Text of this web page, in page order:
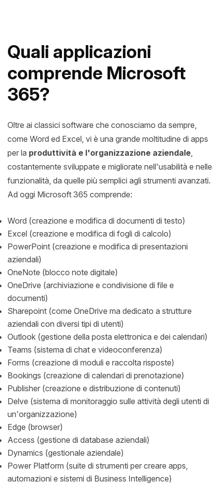
Quali applicazioni
comprende Microsoft
365?
Oltre ai classici software che conosciamo da sempre,
come Word ed Excel, vi è una grande moltitudine di apps
per la produttività e l'organizzazione aziendale,
costantemente sviluppate e migliorate nell'usabilità e nelle
funzionalità, da quelle più semplici agli strumenti avanzati.
Ad oggi Microsoft 365 comprende:
Word (creazione e modifica di documenti di testo)
Excel (creazione e modifica di fogli di calcolo)
PowerPoint (creazione e modifica di presentazioni
aziendali)
OneNote (blocco note digitale)
OneDrive (archiviazione e condivisione di file e
documenti)
Sharepoint (come OneDrive ma dedicato a strutture
aziendali con diversi tipi di utenti)
Outlook (gestione della posta elettronica e dei calendari)
Teams (sistema di chat e videoconferenza)
Forms (creazione di moduli e raccolta risposte)
Bookings (creazione di calendari di prenotazione)
Publisher (creazione e distribuzione di contenuti)
Delve (sistema di monitoraggio sulle attività degli utenti di
un'organizzazione)
Edge (browser)
Access (gestione di database aziendali)
Dynamics (gestionale aziendale)
Power Platform (suite di strumenti per creare apps,
automazioni e sistemi di Business Intelligence)